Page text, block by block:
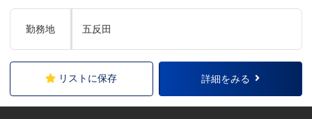
勤務地 五反田
リストに保存 詳細をみる